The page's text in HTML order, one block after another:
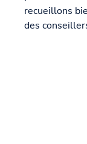
recueillons
des